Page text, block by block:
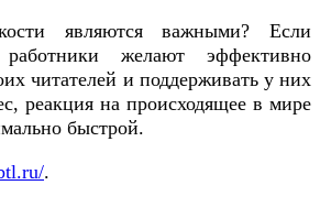
являются важными? Если
желают эффективно
читателей и поддерживать у них
реакция на происходящее в мире
быстрой.
.